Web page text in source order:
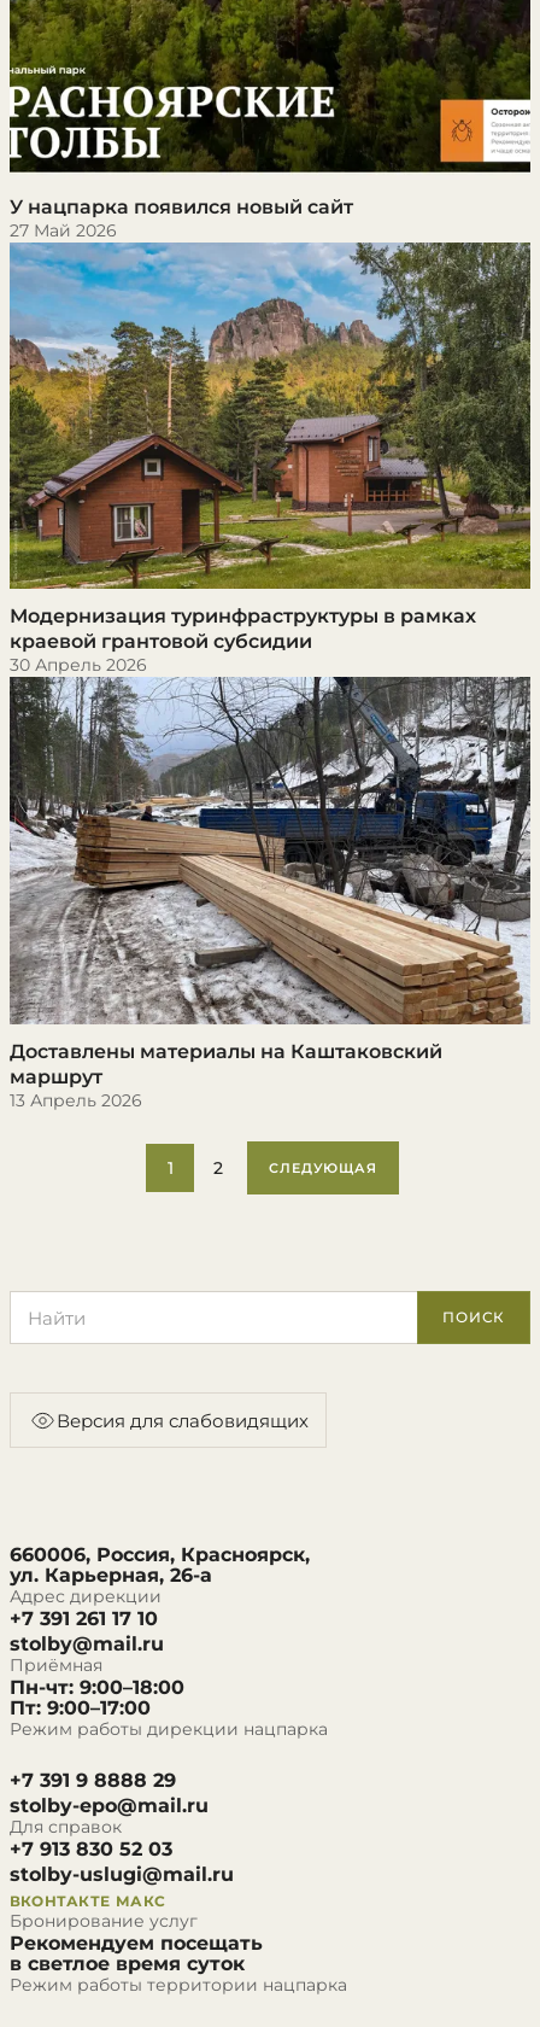
У нацпарка появился новый сайт
27 Май 2026
​Модернизация туринфраструктуры в рамках
краевой грантовой субсидии
30 Апрель 2026
Доставлены материалы на Каштаковский
маршрут
13 Апрель 2026
1 2 СЛЕДУЮЩАЯ
ПОИСК
Версия для слабовидящих
660006, Россия, Красноярск,
ул. Карьерная, 26-а
Адрес дирекции
+7 391 261 17 10
stolby@mail.ru
Приёмная
Пн-чт: 9:00–18:00
Пт: 9:00–17:00
Режим работы дирекции нацпарка
+7 391 9 8888 29
stolby-epo@mail.ru
Для справок
+7 913 830 52 03
stolby-uslugi@mail.ru
ВКОНТАКТЕ МАКС
Бронирование услуг
Рекомендуем посещать
в светлое время суток
Режим работы территории нацпарка